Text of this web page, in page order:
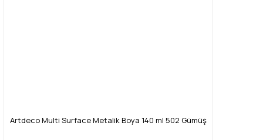
Artdeco Multi Surface Metalik Boya 140 ml 502 Gümüş